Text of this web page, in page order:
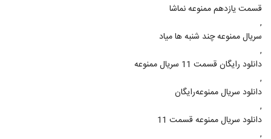
قسمت یازدهم ممنوعه نماشا
,
سریال ممنوعه چند شنبه ها میاد
,
دانلود رایگان قسمت 11 سریال ممنوعه
,
دانلود سریال ممنوعه‌رایگان
,
دانلود سریال ممنوعه قسمت 11
,